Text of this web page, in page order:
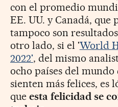
con el promedio
EE. UU. y Canadá,
tampoco son
otro lado, si el 'World
2022', del mismo
ocho países del mundo
sienten más felices, es
que esta felicidad se